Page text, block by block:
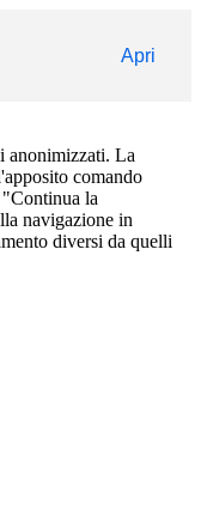
Apri
anonimizzati. La
comando
la
navigazione in
diversi da quelli